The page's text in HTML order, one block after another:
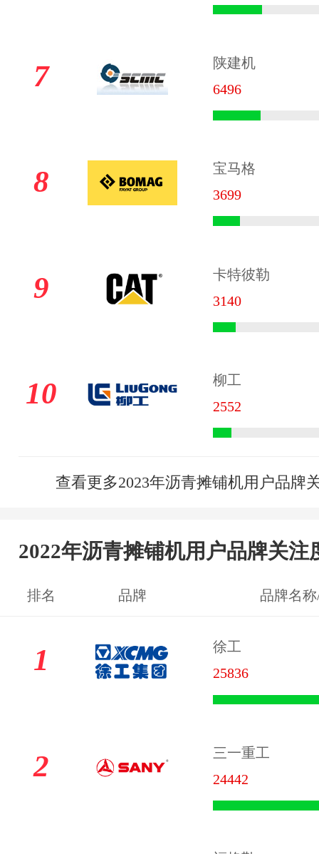
7
陕建机
6496
8
宝马格
3699
9
卡特彼勒
3140
10
柳工
2552
查看更多2023年沥青摊铺机用户品牌
2022年沥青摊铺机用户品牌关注
排名 品牌 品牌名
1
徐工
25836
2
三一重工
24442